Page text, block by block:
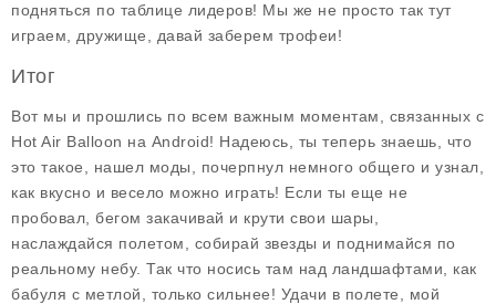
подняться по таблице лидеров! Мы же не просто так тут
играем, дружище, давай заберем трофеи!
Итог
Вот мы и прошлись по всем важным моментам, связанных с
Hot Air Balloon на Android! Надеюсь, ты теперь знаешь, что
это такое, нашел моды, почерпнул немного общего и узнал,
как вкусно и весело можно играть! Если ты еще не
пробовал, бегом закачивай и крути свои шары,
наслаждайся полетом, собирай звезды и поднимайся по
реальному небу. Так что носись там над ландшафтами, как
бабуля с метлой, только сильнее! Удачи в полете, мой